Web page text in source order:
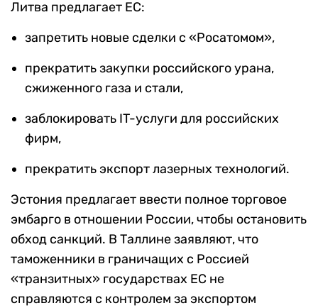
Литва предлагает ЕС:
запретить новые сделки с «Росатомом»,
прекратить закупки российского урана,
сжиженного газа и стали,
заблокировать IT-услуги для российских
фирм,
прекратить экспорт лазерных технологий.
Эстония предлагает ввести полное торговое
эмбарго в отношении России, чтобы остановить
обход санкций. В Таллине заявляют, что
таможенники в граничащих с Россией
«транзитных» государствах ЕС не
справляются с контролем за экспортом